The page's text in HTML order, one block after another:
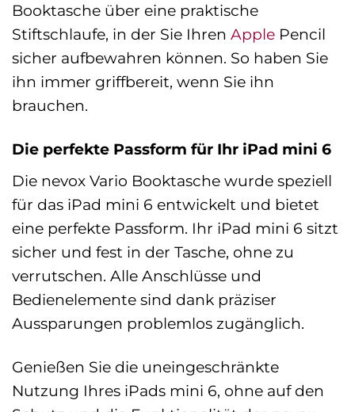
Booktasche über eine praktische
Stiftschlaufe, in der Sie Ihren Apple Pencil
sicher aufbewahren können. So haben Sie
ihn immer griffbereit, wenn Sie ihn
brauchen.
Die perfekte Passform für Ihr iPad mini 6
Die nevox Vario Booktasche wurde speziell
für das iPad mini 6 entwickelt und bietet
eine perfekte Passform. Ihr iPad mini 6 sitzt
sicher und fest in der Tasche, ohne zu
verrutschen. Alle Anschlüsse und
Bedienelemente sind dank präziser
Aussparungen problemlos zugänglich.
Genießen Sie die uneingeschränkte
Nutzung Ihres iPads mini 6, ohne auf den